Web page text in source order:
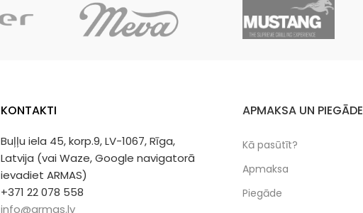
KONTAKTI
Buļļu iela 45, korp.9, LV-1067, Rīga,
Latvija (vai Waze, Google navigatorā
ievadiet ARMAS)
+371 22 078 558
info@armas.lv
APMAKSA UN PIEGĀDE
Kā pasūtīt?
Apmaksa
Piegāde